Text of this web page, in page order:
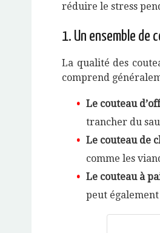
réduire le stress
1. Un ensemble de
La qualité des
comprend
Le couteau
trancher du
Le couteau de
comme les
Le couteau à
peut